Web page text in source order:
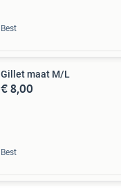
Best
Gillet maat M/L
€ 8,00
Best